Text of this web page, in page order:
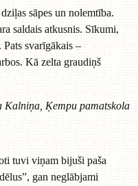
sāpes un nolemtība.
saldais atkusnis. Sīkumi,
svarīgākais –
Kā zelta graudiņš
Kalniņa, Ķempu pamatskola
tuvi viņam bijuši paša
gan neglābjami